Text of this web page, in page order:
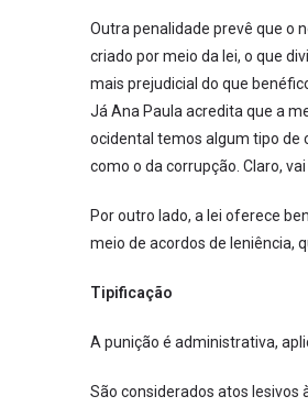
Outra penalidade prevê que o
criado por meio da lei, o que
mais prejudicial do que
Já Ana Paula acredita que a
ocidental temos algum tipo de
como o da corrupção. Claro,
Por outro lado, a lei oferece
meio de acordos de leniência,
Tipificação
A punição é administrativa,
São considerados atos